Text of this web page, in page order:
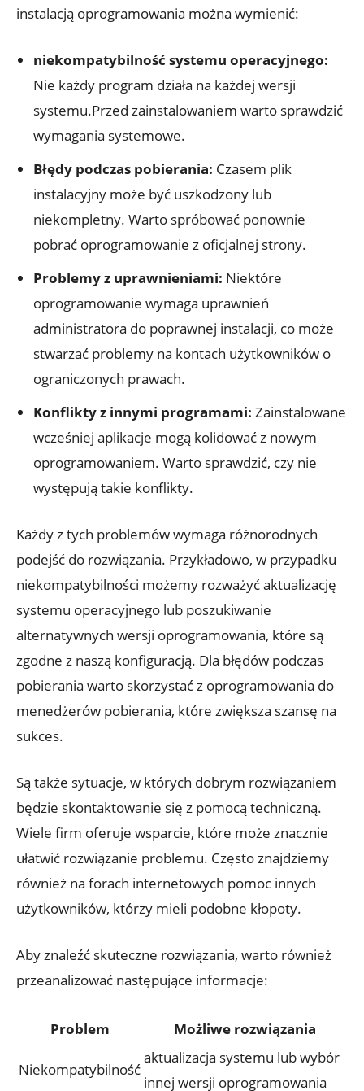
instalacją oprogramowania można wymienić:
niekompatybilność systemu operacyjnego:
Nie każdy program działa na każdej wersji
systemu.Przed zainstalowaniem warto sprawdzić
wymagania systemowe.
Błędy podczas pobierania: Czasem plik
instalacyjny może być uszkodzony lub
niekompletny. Warto spróbować ponownie
pobrać oprogramowanie z oficjalnej strony.
Problemy z uprawnieniami: Niektóre
oprogramowanie wymaga uprawnień
administratora do poprawnej instalacji, co może
stwarzać problemy na kontach użytkowników o
ograniczonych prawach.
Konflikty z innymi programami: Zainstalowane
wcześniej aplikacje mogą kolidować z nowym
oprogramowaniem. Warto sprawdzić, czy nie
występują takie konflikty.
Każdy z tych problemów wymaga różnorodnych
podejść do rozwiązania. Przykładowo, w przypadku
niekompatybilności możemy rozważyć aktualizację
systemu operacyjnego lub poszukiwanie
alternatywnych wersji oprogramowania, które są
zgodne z naszą konfiguracją. Dla błędów podczas
pobierania warto skorzystać z oprogramowania do
menedżerów pobierania, które zwiększa szansę na
sukces.
Są także sytuacje, w których dobrym rozwiązaniem
będzie skontaktowanie się z pomocą techniczną.
Wiele firm oferuje wsparcie, które może znacznie
ułatwić rozwiązanie problemu. Często znajdziemy
również na forach internetowych pomoc innych
użytkowników, którzy mieli podobne kłopoty.
Aby znaleźć skuteczne rozwiązania, warto również
przeanalizować następujące informacje:
Problem Możliwe rozwiązania
Niekompatybilność
aktualizacja systemu lub wybór
innej wersji oprogramowania